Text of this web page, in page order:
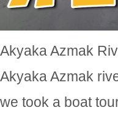
Akyaka Azmak
Akyaka Azmak
we took a boat